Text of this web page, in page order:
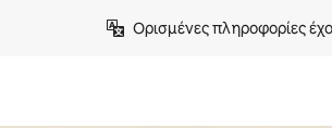
Ορισμένες πληροφορίες